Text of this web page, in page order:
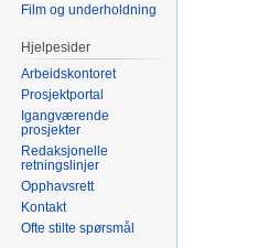
Film og underholdning
Hjelpesider
Arbeidskontoret
Prosjektportal
Igangværende
prosjekter
Redaksjonelle
retningslinjer
Opphavsrett
Kontakt
Ofte stilte spørsmål